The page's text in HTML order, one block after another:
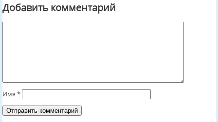
Добавить комментарий
Имя *